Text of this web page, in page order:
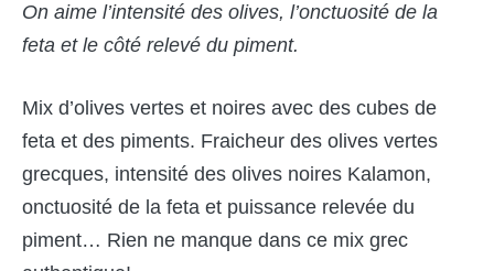
On aime l’intensité des olives, l’onctuosité de la
feta et le côté relevé du piment.
Mix d’olives vertes et noires avec des cubes de
feta et des piments. Fraicheur des olives vertes
grecques, intensité des olives noires Kalamon,
onctuosité de la feta et puissance relevée du
piment… Rien ne manque dans ce mix grec